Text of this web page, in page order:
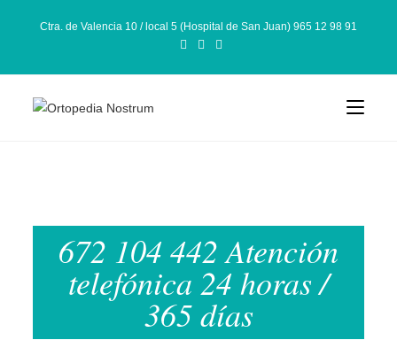
Ctra. de Valencia 10 / local 5 (Hospital de San Juan) 965 12 98 91
672 104 442 Atención
telefónica 24 horas /
365 días